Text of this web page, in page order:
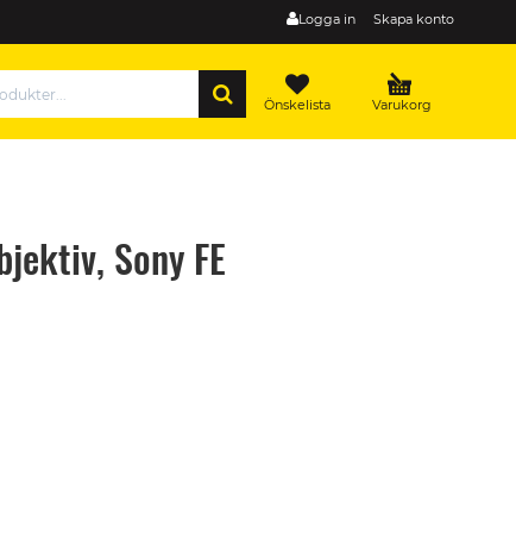
Logga in Skapa konto
Varukorg
Önskelista
Sony FE